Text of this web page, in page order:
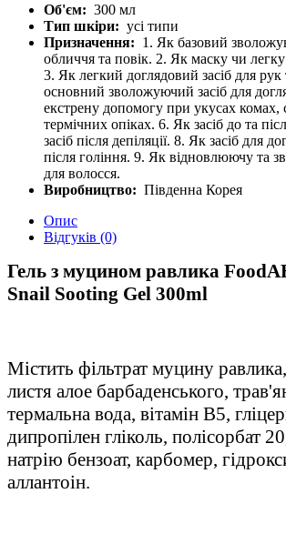
Об'єм: 300 мл
Тип шкіри: усі типи
Призначення: 1. Як базовий
обличчя та повік. 2. Як маску чи легку
3. Як легкий доглядовий засіб для рук
основний зволожуючий засіб для
екстрену допомогу при укусах комах,
термічних опіках. 6. Як засіб до та
засіб після депіляції. 8. Як засіб для
після гоління. 9. Як відновлюючу та
для волосся.
Виробництво: Південна Корея
Опис
Відгуків (0)
Гель з муцином равлика
Snail Sooting Gel 300ml
Містить фільтрат муцину
листя алое барбаденського,
термальна вода, вітамін B5,
дипропілен гліколь, полісорбат
натрію бензоат, карбомер,
аллантоін.